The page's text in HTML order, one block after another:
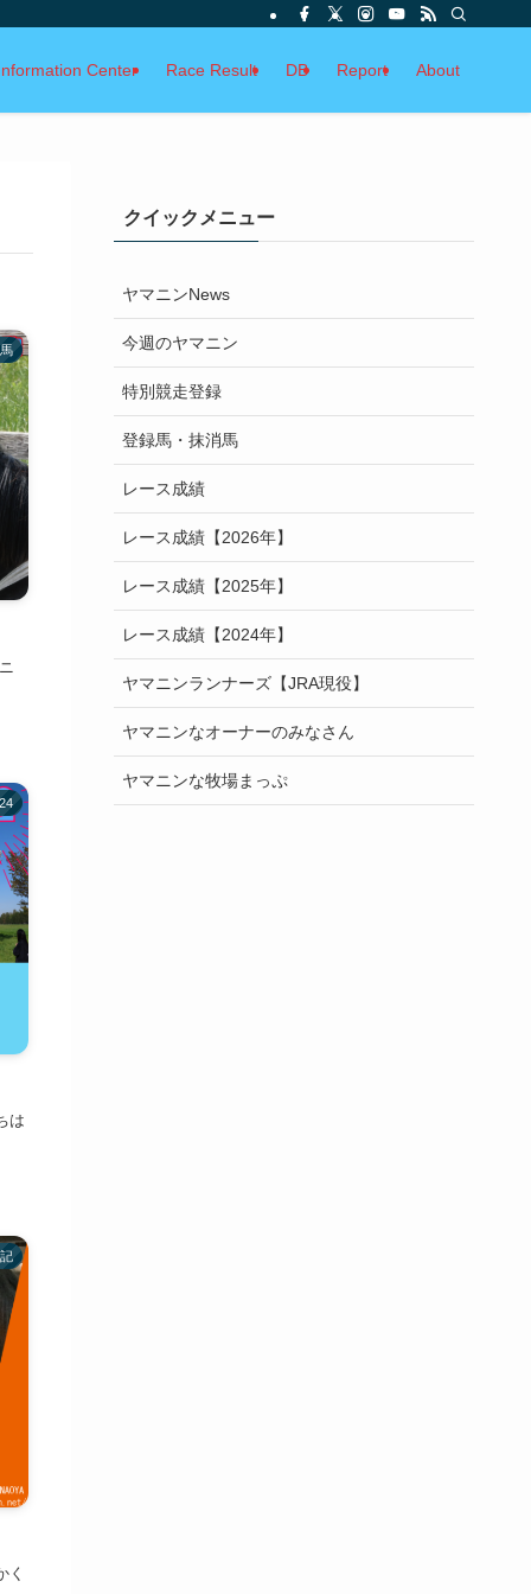
Center Race Result DB Report About
は
く
クイックメニュー
ヤマニンNews
今週のヤマニン
特別競走登録
登録馬・抹消馬
レース成績
レース成績【2026年】
レース成績【2025年】
レース成績【2024年】
ヤマニンランナーズ【JRA現役】
ヤマニンなオーナーのみなさん
ヤマニンな牧場まっぷ